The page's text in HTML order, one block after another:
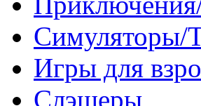
Симуляторы/
Игры для
Слэшеры